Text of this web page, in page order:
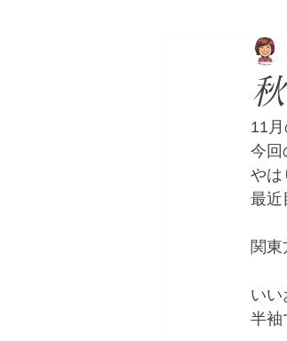
アクティビテ
スキー＆スノボ
11
今
やは
最近
関
いい
半袖